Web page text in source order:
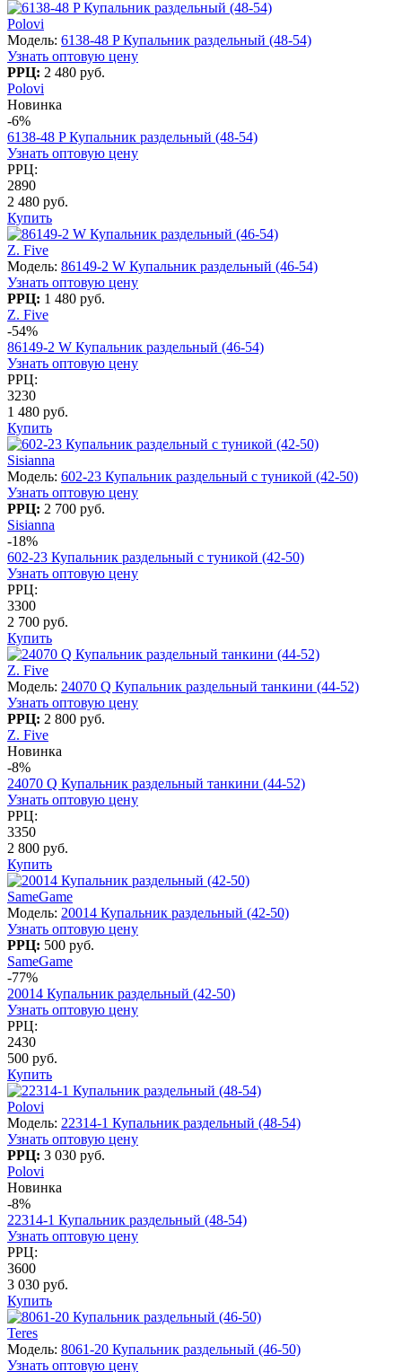
Polovi
Модель: 6138-48 P Купальник раздельный (48-54)
Узнать оптовую цену
РРЦ: 2 480 руб.
Polovi
Новинка
-6%
6138-48 P Купальник раздельный (48-54)
Узнать оптовую цену
РРЦ:
2890
2 480 руб.
Купить
Z. Five
Модель: 86149-2 W Купальник раздельный (46-54)
Узнать оптовую цену
РРЦ: 1 480 руб.
Z. Five
-54%
86149-2 W Купальник раздельный (46-54)
Узнать оптовую цену
РРЦ:
3230
1 480 руб.
Купить
Sisianna
Модель: 602-23 Купальник раздельный с туникой (42-50)
Узнать оптовую цену
РРЦ: 2 700 руб.
Sisianna
-18%
602-23 Купальник раздельный с туникой (42-50)
Узнать оптовую цену
РРЦ:
3300
2 700 руб.
Купить
Z. Five
Модель: 24070 Q Купальник раздельный танкини (44-52)
Узнать оптовую цену
РРЦ: 2 800 руб.
Z. Five
Новинка
-8%
24070 Q Купальник раздельный танкини (44-52)
Узнать оптовую цену
РРЦ:
3350
2 800 руб.
Купить
SameGame
Модель: 20014 Купальник раздельный (42-50)
Узнать оптовую цену
РРЦ: 500 руб.
SameGame
-77%
20014 Купальник раздельный (42-50)
Узнать оптовую цену
РРЦ:
2430
500 руб.
Купить
Polovi
Модель: 22314-1 Купальник раздельный (48-54)
Узнать оптовую цену
РРЦ: 3 030 руб.
Polovi
Новинка
-8%
22314-1 Купальник раздельный (48-54)
Узнать оптовую цену
РРЦ:
3600
3 030 руб.
Купить
Teres
Модель: 8061-20 Купальник раздельный (46-50)
Узнать оптовую цену